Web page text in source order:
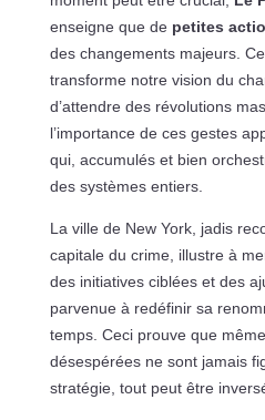
enseigne que de petites
des changements majeurs.
transforme notre vision du
d’attendre des révolutions
l’importance de ces gestes
qui, accumulés et bien
des systèmes entiers.
La ville de New York, jadis
capitale du crime, illustre à
des initiatives ciblées et des
parvenue à redéfinir sa
temps. Ceci prouve que
désespérées ne sont jamais
stratégie, tout peut être